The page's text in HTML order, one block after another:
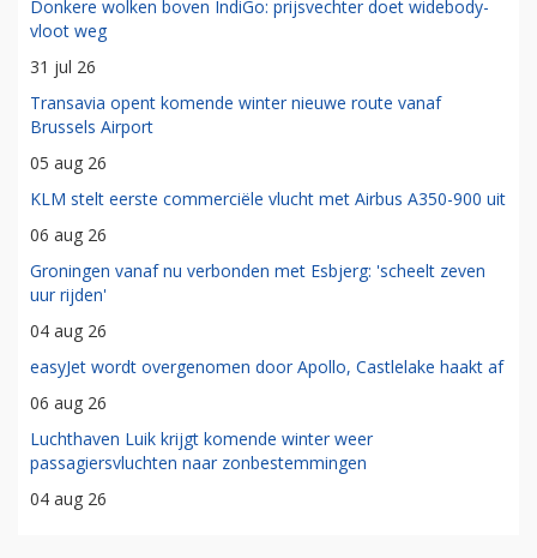
Donkere wolken boven IndiGo: prijsvechter doet widebody-
vloot weg
31 jul 26
Transavia opent komende winter nieuwe route vanaf
Brussels Airport
05 aug 26
KLM stelt eerste commerciële vlucht met Airbus A350-900 uit
06 aug 26
Groningen vanaf nu verbonden met Esbjerg: 'scheelt zeven
uur rijden'
04 aug 26
easyJet wordt overgenomen door Apollo, Castlelake haakt af
06 aug 26
Luchthaven Luik krijgt komende winter weer
passagiersvluchten naar zonbestemmingen
04 aug 26